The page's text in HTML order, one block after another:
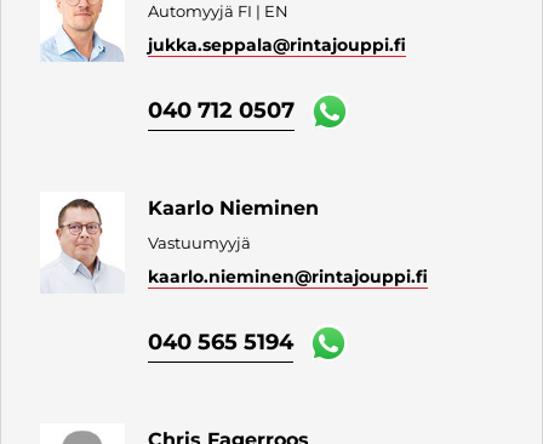
Automyyjä FI | EN
jukka.seppala@rintajouppi.fi
040 712 0507
Kaarlo Nieminen
Vastuumyyjä
kaarlo.nieminen@rintajouppi.fi
040 565 5194